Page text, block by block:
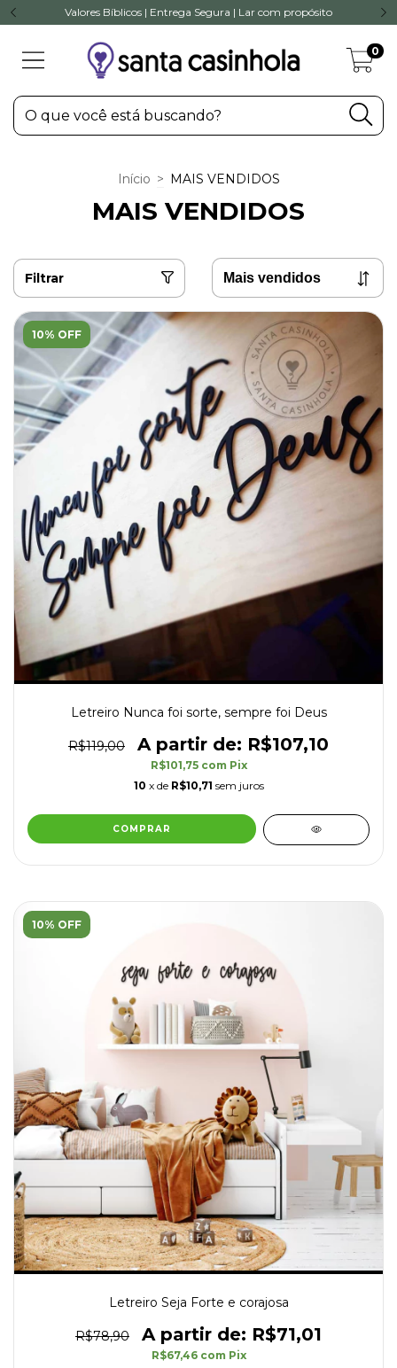
Valores Bíblicos | Entrega Segura | Lar com propósito
0
Início > MAIS VENDIDOS
MAIS VENDIDOS
Filtrar
10% OFF
Letreiro Nunca foi sorte, sempre foi Deus
R$119,00 R$107,10
R$101,75 com Pix
10 x de R$10,71 sem juros
COMPRAR
10% OFF
Letreiro Seja Forte e corajosa
R$78,90 R$71,01
R$67,46 com Pix